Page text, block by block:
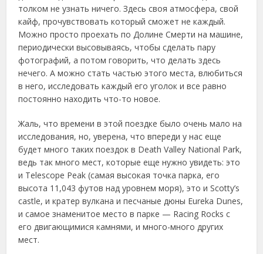
толком не узнать ничего. Здесь своя атмосфера, свой
кайф, прочувствовать который сможет не каждый.
Можно просто проехать по Долине Смерти на машине,
периодически высовываясь, чтобы сделать пару
фотографий, а потом говорить, что делать здесь
нечего. А можно стать частью этого места, влюбиться
в него, исследовать каждый его уголок и все равно
постоянно находить что-то новое.
Жаль, что времени в этой поездке было очень мало на
исследования, но, уверена, что впереди у нас еще
будет много таких поездок в Death Valley National Park,
ведь так много мест, которые еще нужно увидеть: это
и Telescope Peak (самая высокая точка парка, его
высота 11,043 футов над уровнем моря), это и Scotty’s
castle, и кратер вулкана и песчаные дюны Eureka Dunes,
и самое знаменитое место в парке — Racing Rocks с
его двигающимися камнями, и много-много других
мест.